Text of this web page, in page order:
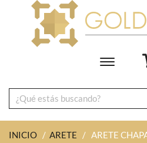
Toggle
navigation
INICIO / ARETE / ARETE